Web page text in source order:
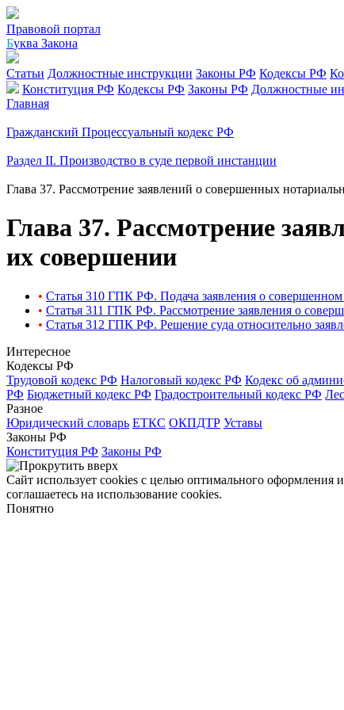
Правовой портал
Буква Закона
Статьи Должностные инструкции Законы РФ Кодексы РФ
Конституция РФ Кодексы РФ Законы РФ Должностные
Главная
Гражданский Процессуальный кодекс РФ
Раздел II. Производство в суде первой инстанции
Глава 37. Рассмотрение заявлений о совершенных
Глава 37. Рассмотрение
их совершении
• Статья 310 ГПК РФ. Подача заявления о
• Статья 311 ГПК РФ. Рассмотрение заявления о
• Статья 312 ГПК РФ. Решение суда относительно
Интересное
Кодексы РФ
Трудовой кодекс РФ Налоговый кодекс РФ Кодекс об
РФ Бюджетный кодекс РФ Градостроительный кодекс РФ
Разное
Юридический словарь ЕТКС ОКПДТР Уставы
Законы РФ
Конституция РФ Законы РФ
Сайт использует cookies с целью оптимального
соглашаетесь на использование cookies.
Понятно